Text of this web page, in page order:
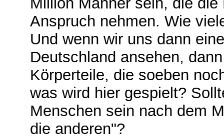
Anspruch nehmen. Wie
Und wenn wir uns dann
Deutschland ansehen,
Körperteile, die soeben
was wird hier gespielt?
Menschen sein nach dem
die anderen"?